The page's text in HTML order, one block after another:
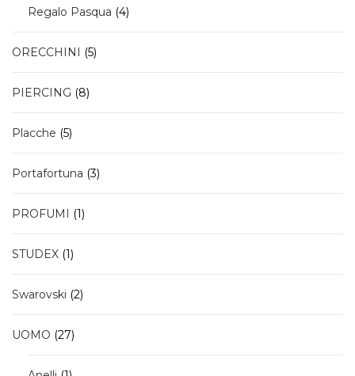
Regalo Pasqua 44
ORECCHINI
55
PIERCING
88
Placche 55
Portafortuna 33
PROFUMI
11
STUDEX 11
Swarovski 22
UOMO 2727